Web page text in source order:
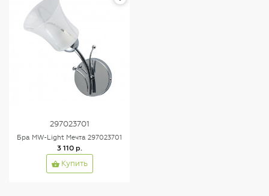
297023701
Бра MW-Light Мечта 297023701
3 110 р.
Купить